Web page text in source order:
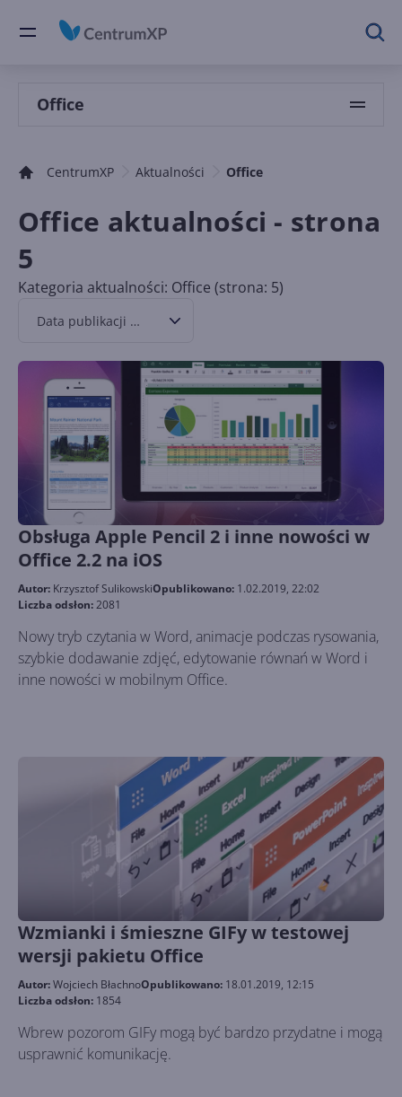
Office
CentrumXP Aktualności Office
Office aktualności - strona
5
Kategoria aktualności: Office (strona: 5)
Data publikacji malejąco
Obsługa Apple Pencil 2 i inne nowości w
Office 2.2 na iOS
Autor: Krzysztof SulikowskiOpublikowano: 1.02.2019, 22:02
Liczba odsłon:2081
Nowy tryb czytania w Word, animacje podczas rysowania,
szybkie dodawanie zdjęć, edytowanie równań w Word i
inne nowości w mobilnym Office.
Wzmianki i śmieszne GIFy w testowej
wersji pakietu Office
Autor:Wojciech BłachnoOpublikowano: 18.01.2019, 12:15
Liczba odsłon: 1854
Wbrew pozorom GIFy mogą być bardzo przydatne i mogą
usprawnić komunikację.